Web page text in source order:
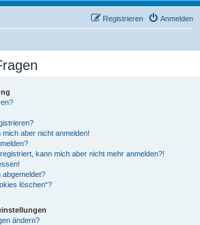
Anmelden
Registrieren
aber nicht anmelden!
kann mich aber nicht mehr anmelden?!
abgemeldet?
löschen“?
ändern?